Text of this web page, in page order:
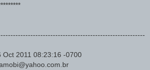
Oct 2011 08:23:16 -0700